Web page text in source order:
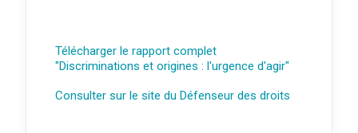
Télécharger le rapport complet
"Discriminations et origines : l'urgence d'agir"
Consulter sur le site du Défenseur des droits